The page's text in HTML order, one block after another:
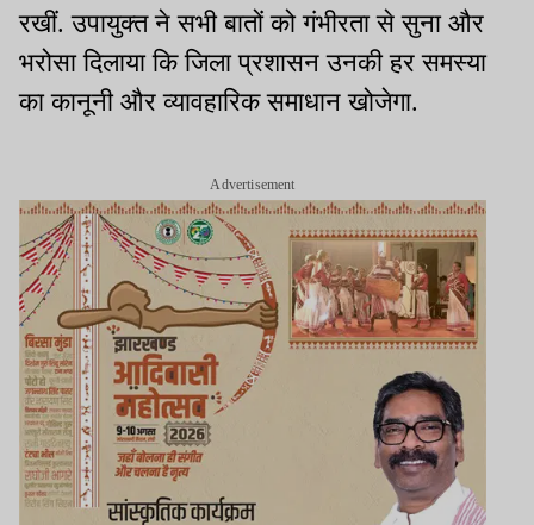
रखीं. उपायुक्त ने सभी बातों को गंभीरता से सुना और
भरोसा दिलाया कि जिला प्रशासन उनकी हर समस्या
का कानूनी और व्यावहारिक समाधान खोजेगा.
Advertisement